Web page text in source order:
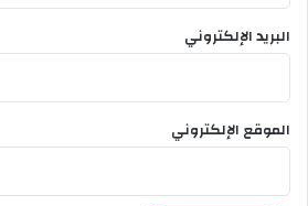
البريد الإلكتروني
الموقع الإلكتروني